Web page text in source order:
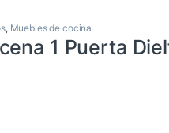
, Muebles de cocina
1 Puerta